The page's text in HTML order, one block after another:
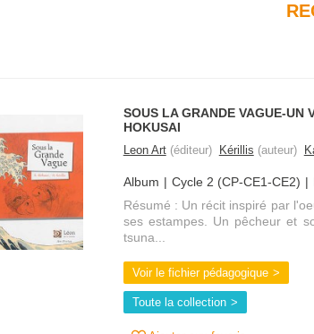
SOUS LA GRANDE VAGUE-UN
HOKUSAI
Leon Art(éditeur) Kérillis (auteur)
Album Cycle 2 (CP-CE1-CE2)
Résumé : Un récit inspiré par
ses estampes. Un pêcheur et
tsuna...
Voir le fichier pédagogique
Toute la collection